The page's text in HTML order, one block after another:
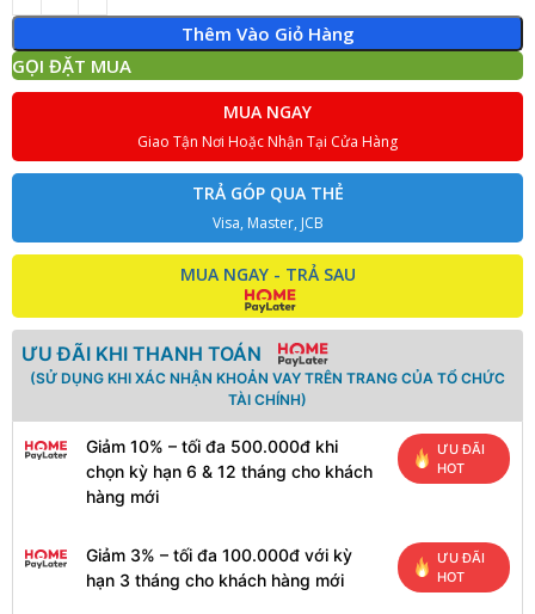
Thêm Vào Giỏ Hàng
GỌI ĐẶT MUA
MUA NGAY
Giao Tận Nơi Hoặc Nhận Tại Cửa Hàng
TRẢ GÓP QUA THẺ
Visa, Master, JCB
MUA NGAY - TRẢ SAU
ƯU ĐÃI KHI THANH TOÁN
(SỬ DỤNG KHI XÁC NHẬN KHOẢN VAY TRÊN TRANG CỦA TỔ CHỨC
TÀI CHÍNH)
Giảm 10% – tối đa 500.000đ khi
chọn kỳ hạn 6 & 12 tháng cho khách
hàng mới
ƯU ĐÃI
HOT
Giảm 3% – tối đa 100.000đ với kỳ
hạn 3 tháng cho khách hàng mới
ƯU ĐÃI
HOT